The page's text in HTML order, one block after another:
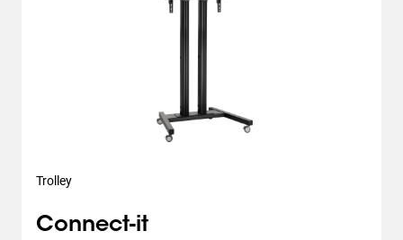
Trolley
Connect-it